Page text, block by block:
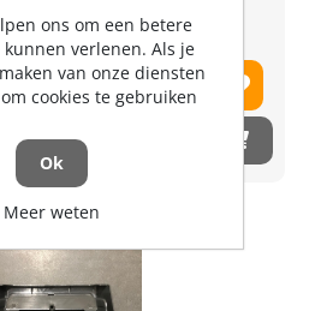
+
ons om een betere
verlenen. Als je
van onze diensten
cookies te gebruiken
Ok
Meer weten